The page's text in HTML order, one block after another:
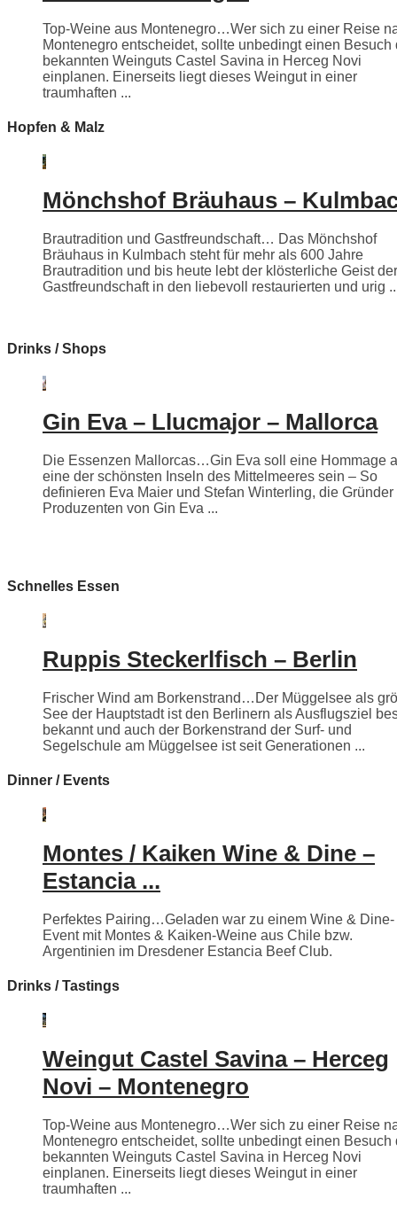
Top-Weine aus Montenegro…Wer sich zu einer Reise
Montenegro entscheidet, sollte unbedingt einen Besuch
bekannten Weinguts Castel Savina in Herceg Novi
einplanen. Einerseits liegt dieses Weingut in einer
traumhaften ...
Hopfen & Malz
Mönchshof Bräuhaus –
Brautradition und Gastfreundschaft… Das Mönchshof
Bräuhaus in Kulmbach steht für mehr als 600 Jahre
Brautradition und bis heute lebt der klösterliche Geist der
Gastfreundschaft in den liebevoll restaurierten und urig
Drinks / Shops
Gin Eva – Llucmajor – Mallorca
Die Essenzen Mallorcas…Gin Eva soll eine Hommage
eine der schönsten Inseln des Mittelmeeres sein – So
definieren Eva Maier und Stefan Winterling, die Gründer
Produzenten von Gin Eva ...
Schnelles Essen
Ruppis Steckerlfisch – Berlin
Frischer Wind am Borkenstrand…Der Müggelsee als
See der Hauptstadt ist den Berlinern als Ausflugsziel
bekannt und auch der Borkenstrand der Surf- und
Segelschule am Müggelsee ist seit Generationen ...
Dinner / Events
Montes / Kaiken Wine & Dine –
Estancia ...
Perfektes Pairing…Geladen war zu einem Wine & Dine-
Event mit Montes & Kaiken-Weine aus Chile bzw.
Argentinien im Dresdener Estancia Beef Club.
Drinks / Tastings
Weingut Castel Savina – Herceg
Novi – Montenegro
Top-Weine aus Montenegro…Wer sich zu einer Reise
Montenegro entscheidet, sollte unbedingt einen Besuch
bekannten Weinguts Castel Savina in Herceg Novi
einplanen. Einerseits liegt dieses Weingut in einer
traumhaften ...